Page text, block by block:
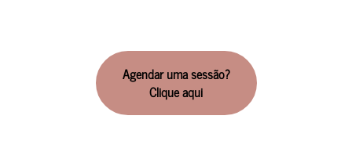
Agendar uma sessão?
Clique aqui